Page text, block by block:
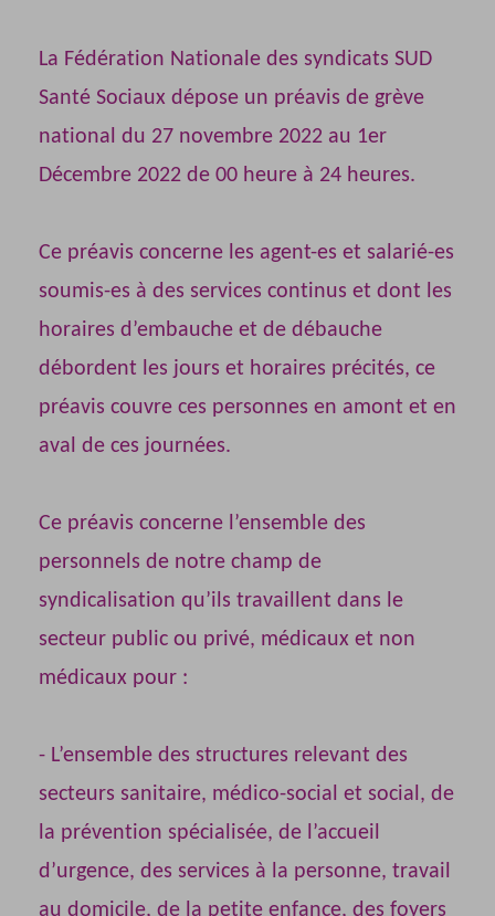
La Fédération Nationale des syndicats SUD
Santé Sociaux dépose un préavis de grève
national du 27 novembre 2022 au 1er
Décembre 2022 de 00 heure à 24 heures.
Ce préavis concerne les agent-es et salarié-es
soumis-es à des services continus et dont les
horaires d’embauche et de débauche
débordent les jours et horaires précités, ce
préavis couvre ces personnes en amont et en
aval de ces journées.
Ce préavis concerne l’ensemble des
personnels de notre champ de
syndicalisation qu’ils travaillent dans le
secteur public ou privé, médicaux et non
médicaux pour :
- L’ensemble des structures relevant des
secteurs sanitaire, médico-social et social, de
la prévention spécialisée, de l’accueil
d’urgence, des services à la personne, travail
au domicile, de la petite enfance, des foyers